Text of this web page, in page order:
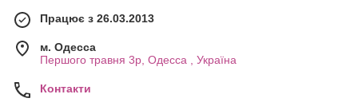
Працює з 26.03.2013
м. Одесса
Першого травня 3р, Одесса , Україна
Контакти